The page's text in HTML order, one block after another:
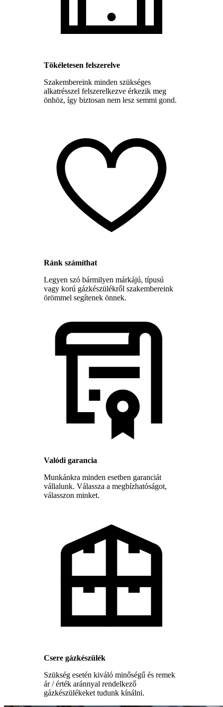
Tökéletesen felszerelve
Szakembereink minden szükséges
alkatrésszel felszerelkezve érkezik meg
önhöz, így biztosan nem lesz semmi gond.
Ránk számíthat
Legyen szó bármilyen márkájú, típusú
vagy korú gázkészülékről szakembereink
örömmel segítenek önnek.
Valódi garancia
Munkánkra minden esetben garanciát
vállalunk. Válassza a megbízhatóságot,
válasszon minket.
Csere gázkészülék
Szükség esetén kiváló minőségű és remek
ár / érték aránnyal rendelkező
gázkészülékeket tudunk kínálni.